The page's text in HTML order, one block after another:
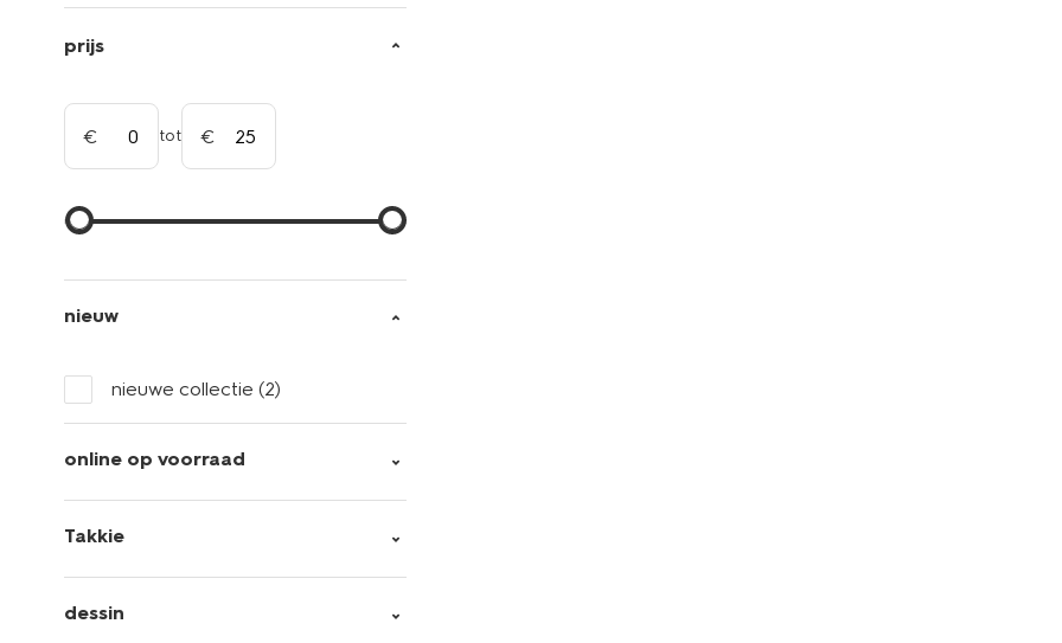
prijs
tot
nieuw
nieuwe collectie (2)
online op voorraad
Takkie
dessin